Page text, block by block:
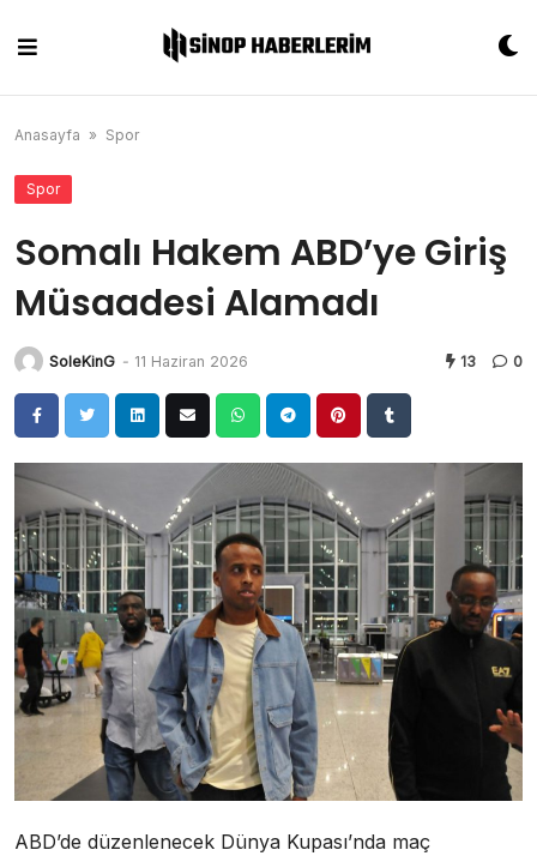
content
Anasayfa » Spor
Spor
Somalı Hakem ABD’ye Giriş
Müsaadesi Alamadı
SoleKinG - 11 Haziran 2026 13 0
ABD’de düzenlenecek Dünya Kupası’nda maç